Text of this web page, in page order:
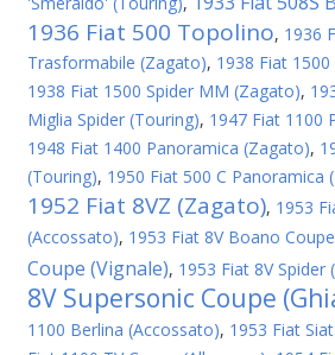
1936 Fiat 500 Topolino, 1936
Trasformabile (Zagato), 1938 Fiat
1938 Fiat 1500 Spider MM (Zagato),
Miglia Spider (Touring), 1947 Fiat 1100
1948 Fiat 1400 Panoramica (Zagato),
(Touring), 1950 Fiat 500 C Panoramica
1952 Fiat 8VZ (Zagato), 1953
(Accossato), 1953 Fiat 8V Boano
Coupe (Vignale), 1953 Fiat 8V Spider
8V Supersonic Coupe
1100 Berlina (Accossato), 1953 Fiat